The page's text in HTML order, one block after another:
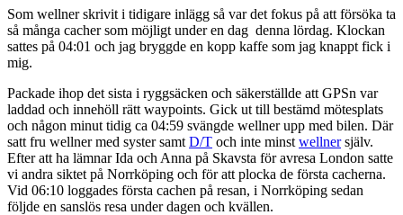
Som wellner skrivit i tidigare inlägg så var det fokus på att försöka ta
så många cacher som möjligt under en dag denna lördag. Klockan
sattes på 04:01 och jag bryggde en kopp kaffe som jag knappt fick i
mig.
Packade ihop det sista i ryggsäcken och säkerställde att GPSn var
laddad och innehöll rätt waypoints. Gick ut till bestämd mötesplats
och någon minut tidig ca 04:59 svängde wellner upp med bilen. Där
satt fru wellner med syster samt D/T och inte minst wellnersjälv.
Efter att ha lämnar Ida och Anna på Skavsta för avresa London satte
vi andra siktet på Norrköping och för att plocka de första cacherna.
Vid 06:10 loggades första cachen på resan, i Norrköping sedan
följde en sanslös resa under dagen och kvällen.